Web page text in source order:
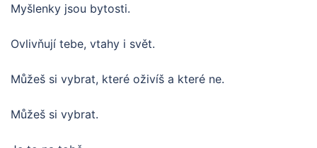
Myšlenky jsou bytosti.
Ovlivňují tebe, vtahy i svět.
Můžeš si vybrat, které oživíš a které ne.
Můžeš si vybrat.